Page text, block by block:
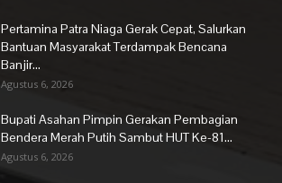
Pertamina Patra Niaga Gerak Cepat, Salurkan
Bantuan Masyarakat Terdampak Bencana
Banjir...
Agustus 6, 2026
Bupati Asahan Pimpin Gerakan Pembagian
Bendera Merah Putih Sambut HUT Ke-81...
Agustus 6, 2026